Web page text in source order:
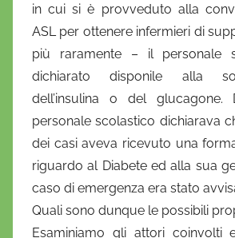
in cui si è provveduto alla
ASL per ottenere infermieri di
più raramente – il personale
dichiarato disponile alla
dell’insulina o del glucagone.
personale scolastico dichiarava
dei casi aveva ricevuto una
riguardo al Diabete ed alla sua
caso di emergenza era stato
Quali sono dunque le possibili
Esaminiamo gli attori coinvolti